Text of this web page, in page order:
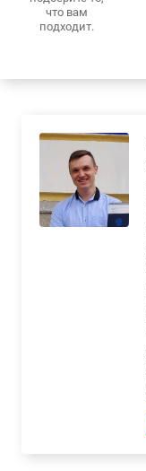
что вам
подходит.